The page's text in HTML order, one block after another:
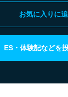
お気に入りに
ES・体験記などを